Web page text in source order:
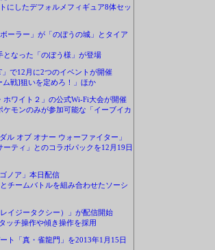
にしたデフォルメフィギュア8体セッ
ーラー」が「のぼうの城」とタイア
となった「のぼう様」が登場
」で12月に2つのイベントが開催
戦]狙いを定めろ！」ほか
ホワイト２」の公式Wi-Fi大会が開催
ケモンのみが参加可能な「イーブイカ
ル オブ オナー ウォーファイター」
ティ」とのコラボパックを12月19日
ノア」本日配信
チームバトルを組み合わせたソーシ
イジータクシー）」が配信開始
ッチ操作や傾き操作を採用
ト「真・雀龍門」を2013年1月15日